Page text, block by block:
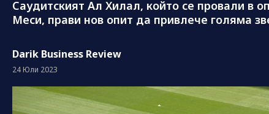
Саудитският Ал Хилал, който се провали в
Меси, прави нов опит да привлече голяма
Darik Business Review
24 Юли 2023